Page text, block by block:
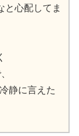
と心配してま
静に言えた